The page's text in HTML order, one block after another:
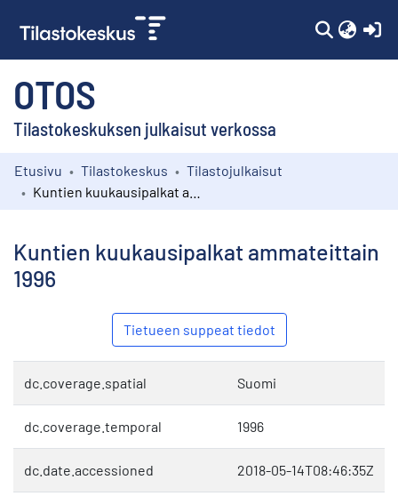
OTOS
Tilastokeskuksen julkaisut verkossa
Kokoelmat
Etusivu Tilastokeskus
Tilastojulkaisut
Kuntien kuukausipalkat ammateittain
1996
Tietueen suppeat tiedot
dc.coverage.spatial Suomi
dc.coverage.temporal 1996
dc.date.accessioned 2018-05-14T08:46:35Z